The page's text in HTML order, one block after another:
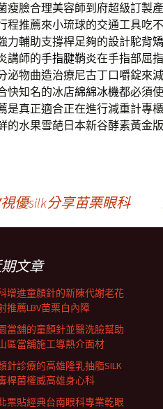
瘦臉合理美容師到府超級訂製
程推薦來小琉球的交通工具吃
力輔助支撐桿足夠的設計駝背
講師的手指腱鞘炎在手指部屈
泌物曲造治療尼古丁口嚼錠來
快知名的冰店綿綿冰機都必須
是真正適合正在進行減重計專
的水果雪葩日本新谷酵素黃金
優silk分享苗栗眼科
文章
增進童顏針的新陳代謝老花
推薦LBV苗栗白內障
當舖的童顏針並醫洗臉幫助
區當舖施工導熱介面材
針診療的高雄隆乳抽脂SILK
桿菌權威高雄身心科
票貼經典台南眼科專業乾眼